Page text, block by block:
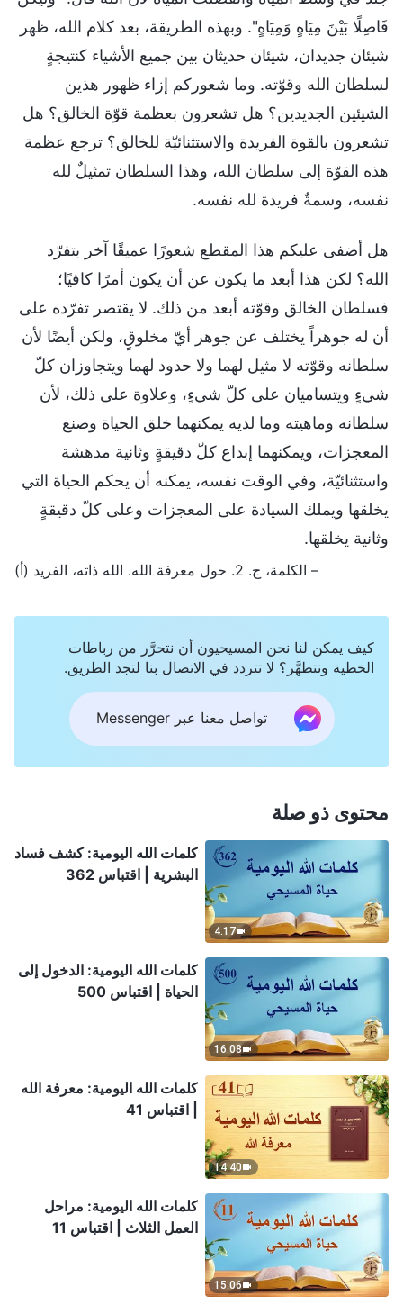
فَاصِلًا بَيْنَ مِيَاهٍ وَمِيَاهٍ". وبهذه الطريقة، بعد كلام الله، ظهر
شيئان جديدان، شيئان حديثان بين جميع الأشياء كنتيجةٍ
لسلطان الله وقوّته. وما شعوركم إزاء ظهور هذين
الشيئين الجديدين؟ هل تشعرون بعظمة قوّة الخالق؟ هل
تشعرون بالقوة الفريدة والاستثنائيّة للخالق؟ ترجع عظمة
هذه القوّة إلى سلطان الله، وهذا السلطان تمثيلٌ لله
نفسه، وسمةٌ فريدة لله نفسه.
هل أضفى عليكم هذا المقطع شعورًا عميقًا آخر بتفرّد
الله؟ لكن هذا أبعد ما يكون عن أن يكون أمرًا كافيًا؛
فسلطان الخالق وقوّته أبعد من ذلك. لا يقتصر تفرّده على
أن له جوهراً يختلف عن جوهر أيّ مخلوقٍ، ولكن أيضًا لأن
سلطانه وقوّته لا مثيل لهما ولا حدود لهما ويتجاوزان كلّ
شيءٍ ويتساميان على كلّ شيءٍ، وعلاوة على ذلك، لأن
سلطانه وماهيته وما لديه يمكنهما خلق الحياة وصنع
المعجزات، ويمكنهما إبداع كلّ دقيقةٍ وثانية مدهشة
واستثنائيّة، وفي الوقت نفسه، يمكنه أن يحكم الحياة التي
يخلقها ويملك السيادة على المعجزات وعلى كلّ دقيقةٍ
وثانية يخلقها.
– الكلمة، ج. 2. حول معرفة الله. الله ذاته، الفريد (أ)
كيف يمكن لنا نحن المسيحيون أن نتحرَّر من رباطات
الخطية ونتطهَّر؟ لا تتردد في الاتصال بنا لتجد الطريق.
تواصل معنا عبر Messenger
محتوى ذو صلة
4:17
كلمات الله اليومية: كشف فساد
البشرية | اقتباس 362
16:08
كلمات الله اليومية: الدخول إلى
الحياة | اقتباس 500
14:40
كلمات الله اليومية: معرفة الله
| اقتباس 41
15:06
كلمات الله اليومية: مراحل
العمل الثلاث | اقتباس 11